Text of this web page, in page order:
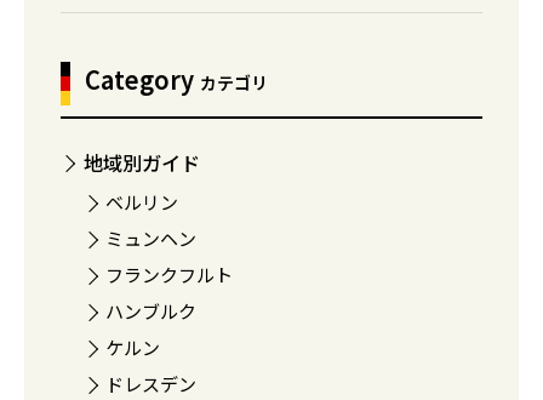
Category カテゴリ
地域別ガイド
ベルリン
ミュンヘン
フランクフルト
ハンブルク
ケルン
ドレスデン